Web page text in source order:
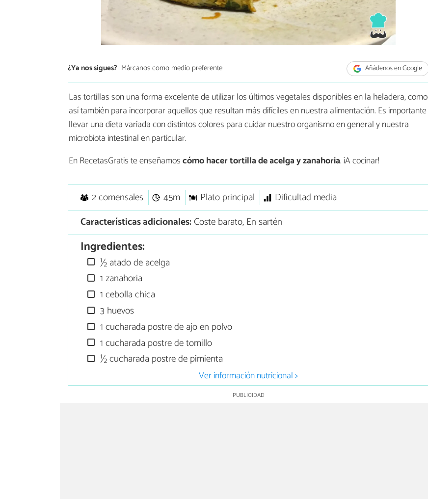
¿Ya nos sigues? Márcanos como medio preferente Añádenos en Google
Las tortillas son una forma excelente de utilizar los últimos vegetales disponibles en la heladera, como
así también para incorporar aquellos que resultan más difíciles en nuestra alimentación. Es importante
llevar una dieta variada con distintos colores para cuidar nuestro organismo en general y nuestra
microbiota intestinal en particular.
En RecetasGratis te enseñamoscómo hacer tortilla de acelga y zanahoria. ¡A cocinar!
2 comensales 45m Plato principal
Dificultad media
Características adicionales:Coste barato, En sartén
Ingredientes:
½ atado de acelga
1 zanahoria
1 cebolla chica
3 huevos
1 cucharada postre de ajo en polvo
1 cucharada postre de tomillo
½ cucharada postre de pimienta
Ver información nutricional >